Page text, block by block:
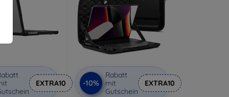
EXTRA10 -10%
Rabatt
mit
Gutschein
EXTRA10